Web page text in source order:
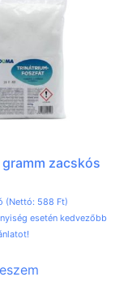
zacskós
(Nettó: 588 Ft)
esetén kedvezőbb